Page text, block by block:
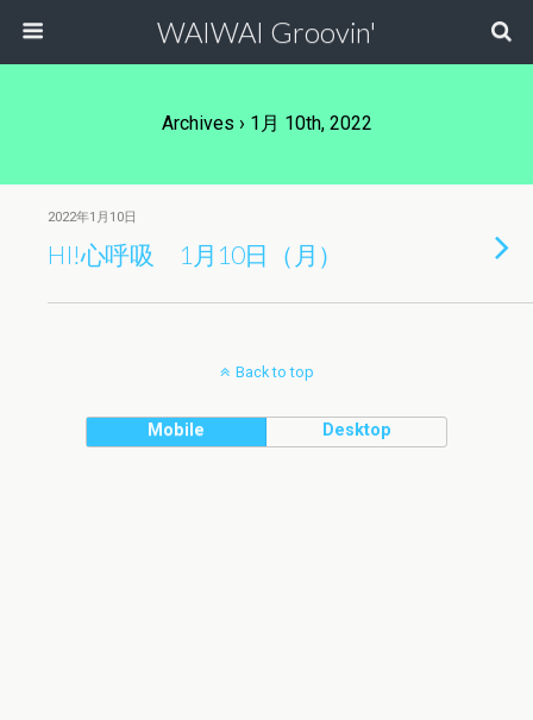
WAIWAI Groovin'
Archives › 1月 10th, 2022
2022年1月10日
HI!心呼吸 1月10日（月）
Back to top
Mobile Desktop